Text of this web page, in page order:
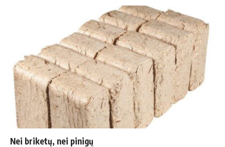
Nei briketų, nei pinigų